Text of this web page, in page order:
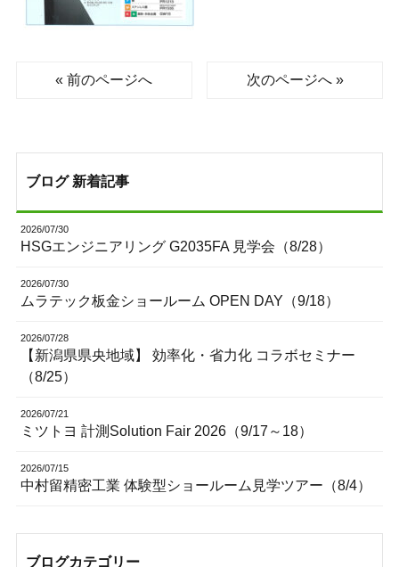
« 前のページへ 次のページへ »
ブログ 新着記事
2026/07/30
HSGエンジニアリング G2035FA 見学会（8/28）
2026/07/30
ムラテック板金ショールーム OPEN DAY（9/18）
2026/07/28
【新潟県県央地域】 効率化・省力化 コラボセミナー
（8/25）
2026/07/21
ミツトヨ 計測Solution Fair 2026（9/17～18）
2026/07/15
中村留精密工業 体験型ショールーム見学ツアー（8/4）
ブログカテゴリー